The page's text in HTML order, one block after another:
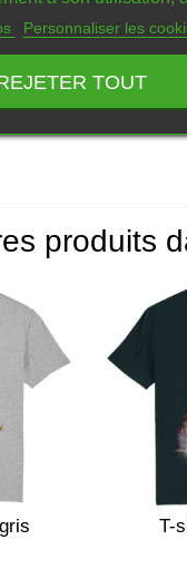
produits
T-
Personnaliser les
TOUT